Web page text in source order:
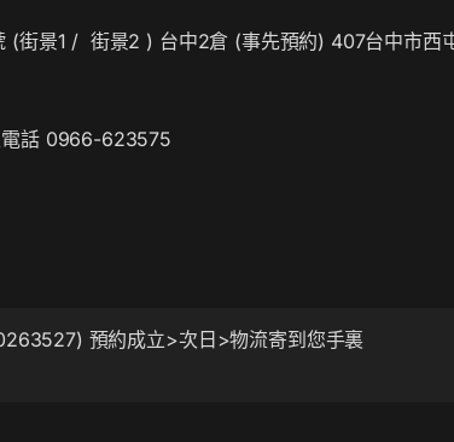
(街景1 / 街景2 ) 台中2倉 (事先預約) 407台中市西
話 0966-623575
預約成立>次日>物流寄到您手裏